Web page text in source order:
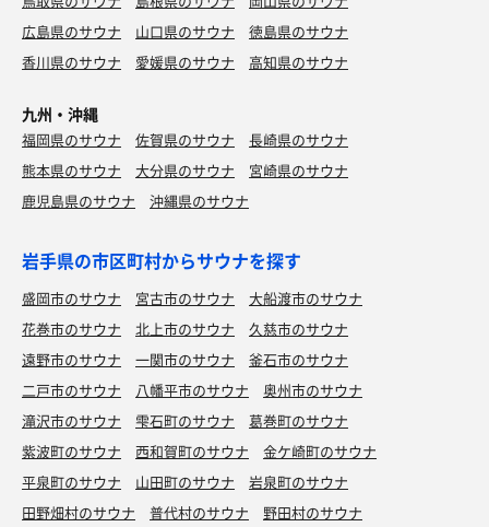
広島県のサウナ
山口県のサウナ
徳島県のサウナ
香川県のサウナ
愛媛県のサウナ 高知県のサウナ
九州・沖縄
福岡県のサウナ 佐賀県のサウナ
長崎県のサウナ
熊本県のサウナ
大分県のサウナ
宮崎県のサウナ
鹿児島県のサウナ
沖縄県のサウナ
岩手県の市区町村からサウナを探す
盛岡市のサウナ 宮古市のサウナ
大船渡市のサウナ
花巻市のサウナ
北上市のサウナ
久慈市のサウナ
遠野市のサウナ
一関市のサウナ
釜石市のサウナ
二戸市のサウナ
八幡平市のサウナ
奥州市のサウナ
滝沢市のサウナ
雫石町のサウナ
葛巻町のサウナ
紫波町のサウナ
西和賀町のサウナ
金ケ崎町のサウナ
平泉町のサウナ
山田町のサウナ
岩泉町のサウナ
田野畑村のサウナ
普代村のサウナ
野田村のサウナ